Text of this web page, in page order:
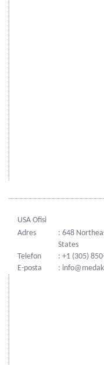
USA Ofisi
Adres
: 648
States
Telefon
: +1 (305)
E-posta
: